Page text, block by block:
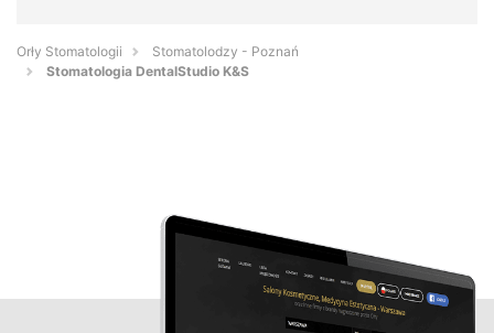
Orły Stomatologii
Stomatolodzy - Poznań
Stomatologia DentalStudio K&S